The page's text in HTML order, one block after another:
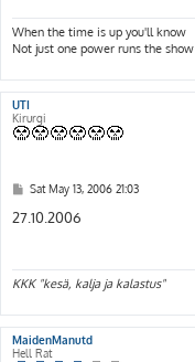
When the time is up you'll know
Not just one power runs the show
UTI
Kirurgi
P
s
Sat May 13, 2006 21:03
27.10.2006
KKK "kesä, kalja ja kalastus"
MaidenManutd
Hell Rat